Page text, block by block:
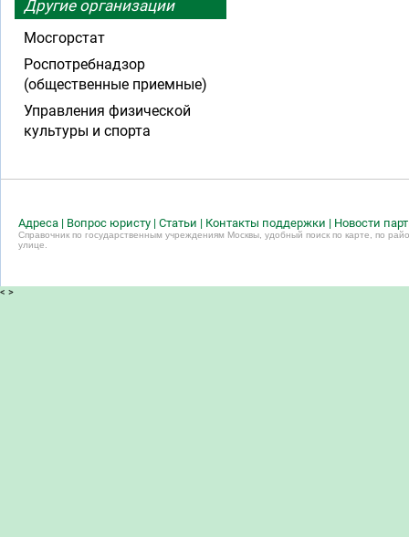
Другие организации
Мосгорстат
Роспотребнадзор
(общественные приемные)
Управления физической
культуры и спорта
Адреса | Вопрос юристу | Статьи | Контакты поддержки | Новости
Справочник по государственным учреждениям Москвы, удобный поиск по карте, по
улице.
< >